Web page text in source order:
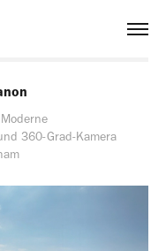
360-Grad-Kamera